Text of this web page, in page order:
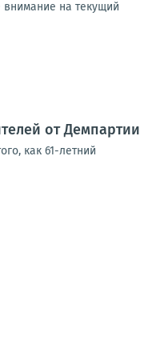
внимание на текущий
от Демпартии
как 61-летний